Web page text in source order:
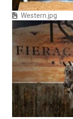
Western.jpg